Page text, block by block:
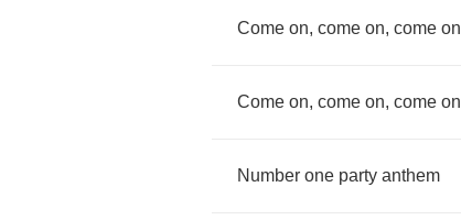
Come on, come on, come on
Come on, come on, come on
Number one party anthem